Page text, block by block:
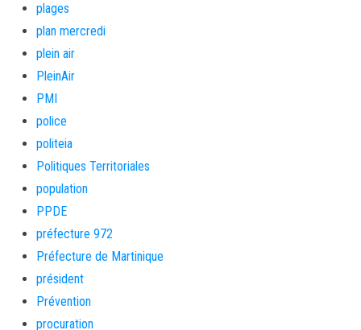
plages
plan mercredi
plein air
PleinAir
PMI
police
politeia
Politiques Territoriales
population
PPDE
préfecture 972
Préfecture de Martinique
président
Prévention
procuration